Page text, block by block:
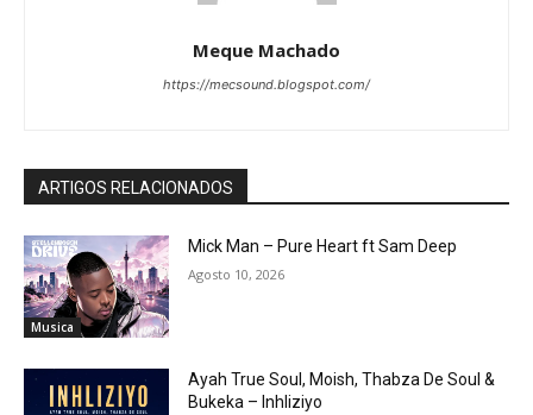
Meque Machado
https://mecsound.blogspot.com/
ARTIGOS RELACIONADOS
Musica
Mick Man – Pure Heart ft Sam Deep
Agosto 10, 2026
Ayah True Soul, Moish, Thabza De Soul &
Bukeka – Inhliziyo